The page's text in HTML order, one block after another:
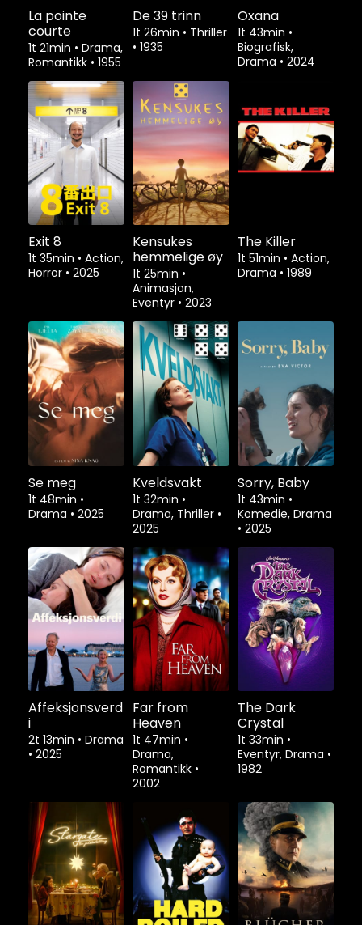
La pointe
courte
1t 21min • Drama,
Romantikk • 1955
De 39 trinn
1t 26min • Thriller
• 1935
Oxana
1t 43min •
Biografisk,
Drama • 2024
Exit 8
1t 35min • Action,
Horror • 2025
Kensukes
hemmelige øy
1t 25min •
Animasjon,
Eventyr • 2023
The Killer
1t 51min • Action,
Drama • 1989
Se meg
1t 48min •
Drama • 2025
Kveldsvakt
1t 32min •
Drama, Thriller •
2025
Sorry, Baby
1t 43min •
Komedie, Drama
• 2025
Affeksjonsverd
i
2t 13min • Drama
• 2025
Far from
Heaven
1t 47min •
Drama,
Romantikk •
2002
The Dark
Crystal
1t 33min •
Eventyr, Drama •
1982